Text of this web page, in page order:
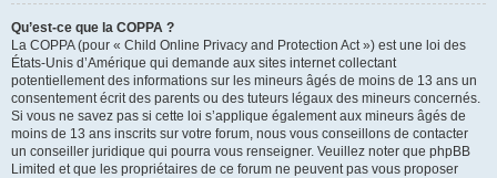
Qu’est-ce que la COPPA ?
La COPPA (pour « Child Online Privacy and Protection Act ») est une loi des
États-Unis d’Amérique qui demande aux sites internet collectant
potentiellement des informations sur les mineurs âgés de moins de 13 ans un
consentement écrit des parents ou des tuteurs légaux des mineurs concernés.
Si vous ne savez pas si cette loi s’applique également aux mineurs âgés de
moins de 13 ans inscrits sur votre forum, nous vous conseillons de contacter
un conseiller juridique qui pourra vous renseigner. Veuillez noter que phpBB
Limited et que les propriétaires de ce forum ne peuvent pas vous proposer